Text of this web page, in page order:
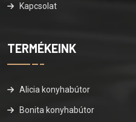
Kapcsolat
TERMÉKEINK
Alicia konyhabútor
Bonita konyhabútor